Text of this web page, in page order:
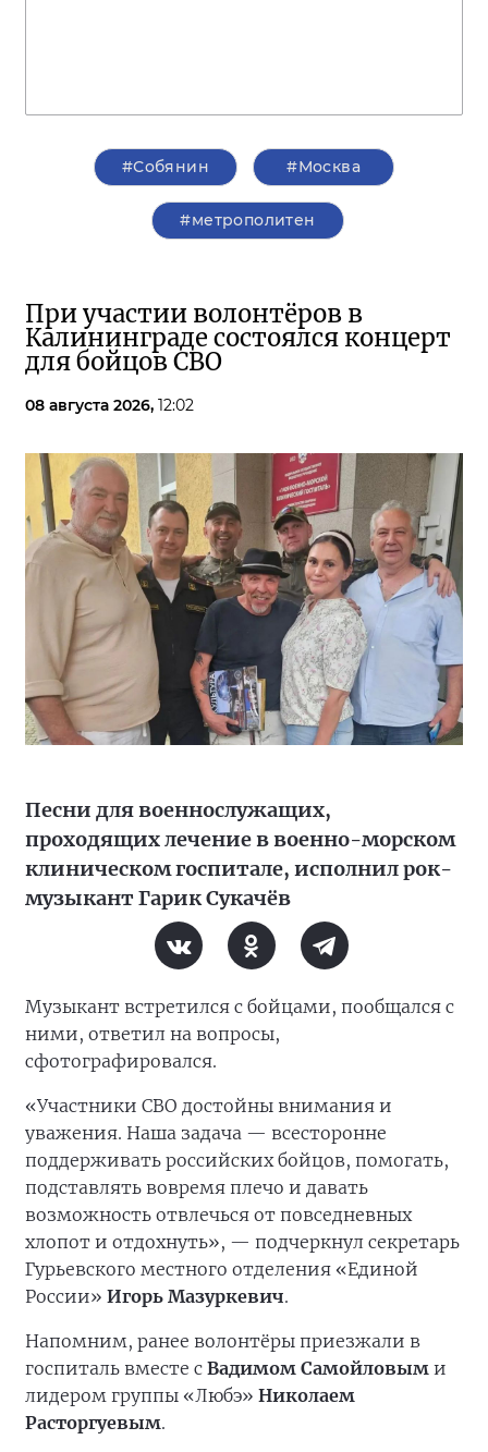
#Собянин #Москва
#метрополитен
При участии волонтёров в
Калининграде состоялся концерт
для бойцов СВО
08 августа 2026, 12:02
Песни для военнослужащих,
проходящих лечение в военно-морском
клиническом госпитале, исполнил рок-
музыкант Гарик Сукачёв
Музыкант встретился с бойцами, пообщался с
ними, ответил на вопросы,
сфотографировался.
«Участники СВО достойны внимания и
уважения. Наша задача — всесторонне
поддерживать российских бойцов, помогать,
подставлять вовремя плечо и давать
возможность отвлечься от повседневных
хлопот и отдохнуть», — подчеркнул секретарь
Гурьевского местного отделения «Единой
России» Игорь Мазуркевич.
Напомним, ранее волонтёры приезжали в
госпиталь вместе с Вадимом Самойловым и
лидером группы «Любэ» Николаем
Расторгуевым.